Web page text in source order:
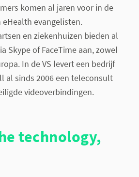
komen al jaren voor in de
evangelisten.
en ziekenhuizen bieden al
Skype of FaceTime aan, zowel
In de VS levert een bedrijf
al sinds 2006 een teleconsult
videoverbindingen.
technology,